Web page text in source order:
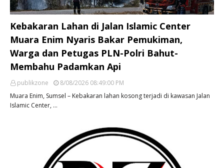
Kebakaran Lahan di Jalan Islamic Center
Muara Enim Nyaris Bakar Pemukiman,
Warga dan Petugas PLN-Polri Bahut-
Membahu Padamkan Api
publikzone
8/08/2026 08:49:00 PM
Muara Enim, Sumsel – Kebakaran lahan kosong terjadi di kawasan Jalan
Islamic Center, …